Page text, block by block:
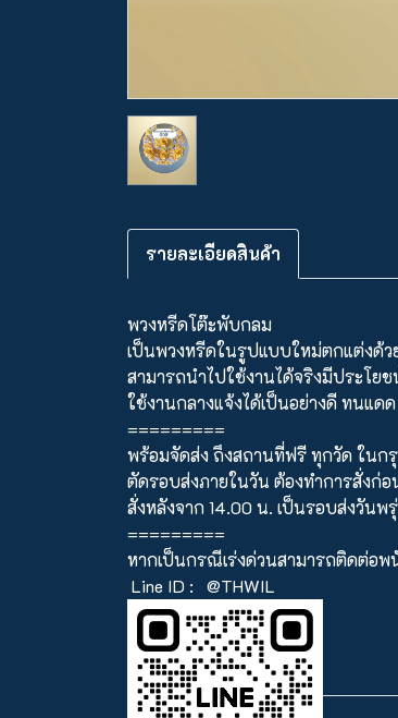
รายละเอียดสินค้า
พวงหรีดโต๊ะพับกลม
เป็นพวงหรีดในรูปแบบใหม่ตกแต่งด้ว
สามารถนำไปใช้งานได้จริงมีประโย
ใช้งานกลางแจ้งได้เป็นอย่างดี ทนแด
=========
พร้อมจัดส่ง ถึงสถานที่ฟรี ทุกวัด ในก
ตัดรอบส่งภายในวัน ต้องทำการสั่งก่อ
สั่งหลังจาก 14.00 น. เป็นรอบส่งวันพ
=========
หากเป็นกรณีเร่งด่วนสามารถติดต่อพ
Line ID :
@THWIL